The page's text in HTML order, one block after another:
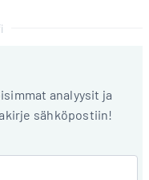
analyysit ja
sähköpostiin!